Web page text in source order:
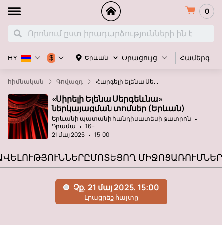
0
Երևան Օրացույց Համերգ
HY $
հիմնական Գովազդ Հարգելի Ելենա Սե...
«Սիրելի Ելենա Սերգեևնա»
ներկայացման տոմսեր (Երևան)
Երևանի պատանի հանդիսատեսի թատրոն
Դրամա
16+
21 մայ 2025
15:00
ՄՈՏԵՑՈՂ ՄԻՋՈՑԱՌՈՒՄՆԵՐ